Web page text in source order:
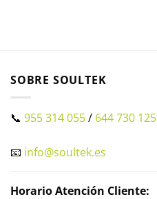
SOBRE SOULTEK
📞 955 314 055/ 644 730 125
📧 info@soultek.es
Horario Atención Cliente: